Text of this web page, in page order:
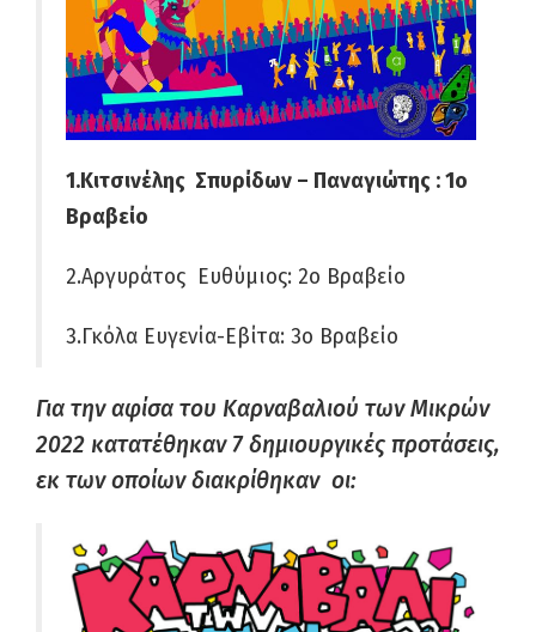
1.Κιτσινέλης Σπυρίδων – Παναγιώτης : 1ο
Βραβείο
2.Αργυράτος Ευθύμιος: 2ο Βραβείο
3.Γκόλα Ευγενία-Εβίτα: 3ο Βραβείο
Για την αφίσα του Καρναβαλιού των Μικρών
2022 κατατέθηκαν 7 δημιουργικές προτάσεις,
εκ των οποίων διακρίθηκαν οι: